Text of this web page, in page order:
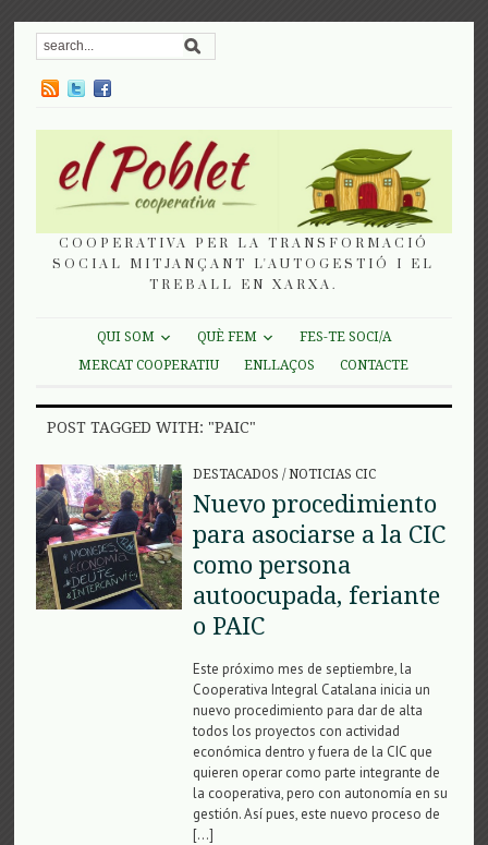
COOPERATIVA PER LA TRANSFORMACIÓ
SOCIAL MITJANÇANT L'AUTOGESTIÓ I EL
TREBALL EN XARXA.
QUI SOM QUÈ FEM
FES-TE SOCI/A
MERCAT COOPERATIU
ENLLAÇOS CONTACTE
POST TAGGED WITH: "PAIC"
DESTACADOS /NOTICIAS CIC
Nuevo procedimiento
para asociarse a la CIC
como persona
autoocupada, feriante
o PAIC
Este próximo mes de septiembre, la
Cooperativa Integral Catalana inicia un
nuevo procedimiento para dar de alta
todos los proyectos con actividad
económica dentro y fuera de la CIC que
quieren operar como parte integrante de
la cooperativa, pero con autonomía en su
gestión. Así pues, este nuevo proceso de
[…]